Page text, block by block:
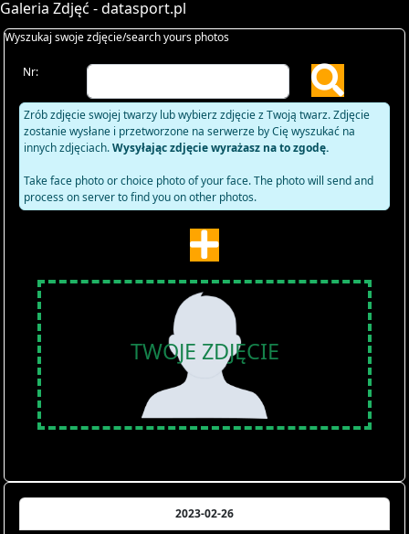
Galeria Zdjęć - datasport.pl
Wyszukaj swoje zdjęcie/search yours photos
Nr:
Zrób zdjęcie swojej twarzy lub wybierz zdjęcie z Twoją twarz. Zdjęcie
zostanie wysłane i przetworzone na serwerze by Cię wyszukać na
innych zdjęciach.Wysyłając zdjęcie wyrażasz na to zgodę.
Take face photo or choice photo of your face. The photo will send and
process on server to find you on other photos.
TWOJE ZDJĘCIE
2023-02-26